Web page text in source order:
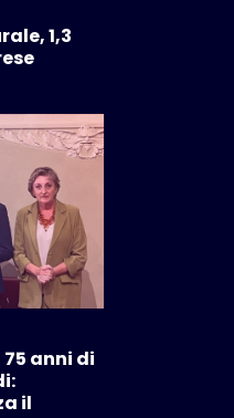
1,3
anni di
il